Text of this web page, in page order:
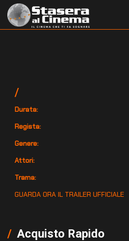
/
Durata:
Regista:
Genere:
Attori:
Trama:
GUARDA ORA IL TRAILER UFFICIALE
Acquisto Rapido